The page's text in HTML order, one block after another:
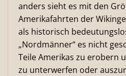
anders sieht es mit den
Amerikafahrten der
als historisch
„Nordmänner“ es nicht
Teile Amerikas zu erobern
zu unterwerfen oder